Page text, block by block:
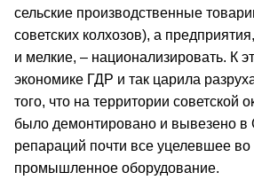
сельские производственные
советских колхозов), а
и мелкие, – национализировать. К
экономике ГДР и так царила
того, что на территории советской
было демонтировано и вывезено
репараций почти все уцелевшее
промышленное оборудование.